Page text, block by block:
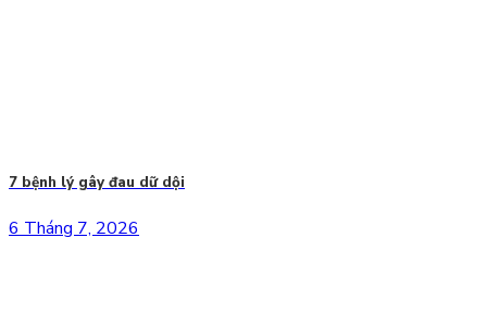
7 bệnh lý gây đau dữ dội
6 Tháng 7, 2026